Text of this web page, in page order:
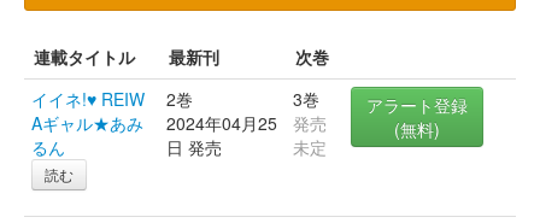
連載タイトル 最新刊
次巻
イイネ!♥ REIW
Aギャル★あみ
るん
読む
2巻
2024年04月25
日 発売
3巻
発売
未定
アラート登録
(無料)